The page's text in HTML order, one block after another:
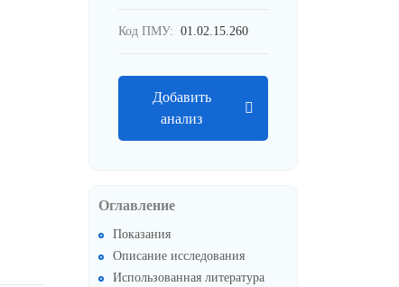
Код ПМУ: 01.02.15.260
Добавить
анализ
Оглавление
Показания
Описание исследования
Использованная литература